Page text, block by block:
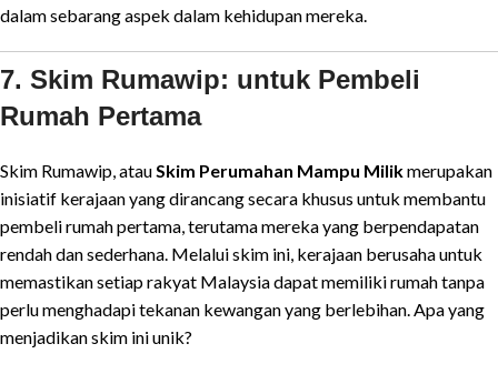
dalam sebarang aspek dalam kehidupan mereka.
7. Skim Rumawip: untuk Pembeli
Rumah Pertama
Skim Rumawip, atau Skim Perumahan Mampu Milikmerupakan
inisiatif kerajaan yang dirancang secara khusus untuk membantu
pembeli rumah pertama, terutama mereka yang berpendapatan
rendah dan sederhana. Melalui skim ini, kerajaan berusaha untuk
memastikan setiap rakyat Malaysia dapat memiliki rumah tanpa
perlu menghadapi tekanan kewangan yang berlebihan. Apa yang
menjadikan skim ini unik?